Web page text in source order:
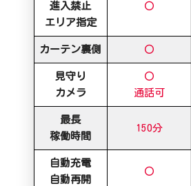
進入禁止
エリア指定
〇
カーテン裏側 〇
見守り
カメラ
〇
通話可
最長
稼働時間
150分
自動充電
自動再開
〇